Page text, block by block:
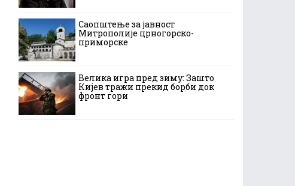
Саопштење за јавност
Митрополије црногорско-
приморске
Велика игра пред зиму: Зашто
Кијев тражи прекид борби док
фронт гори